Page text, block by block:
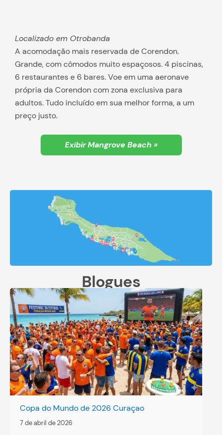
Localizado em Otrobanda
A acomodação mais reservada de Corendon.
Grande, com cômodos muito espaçosos. 4 piscinas,
6 restaurantes e 6 bares. Voe em uma aeronave
própria da Corendon com zona exclusiva para
adultos. Tudo incluído em sua melhor forma, a um
preço justo.
Exibir Mangrove Beach »
Blogues
Copa do Mundo de 2026 Curaçao
7 de abril de 2026